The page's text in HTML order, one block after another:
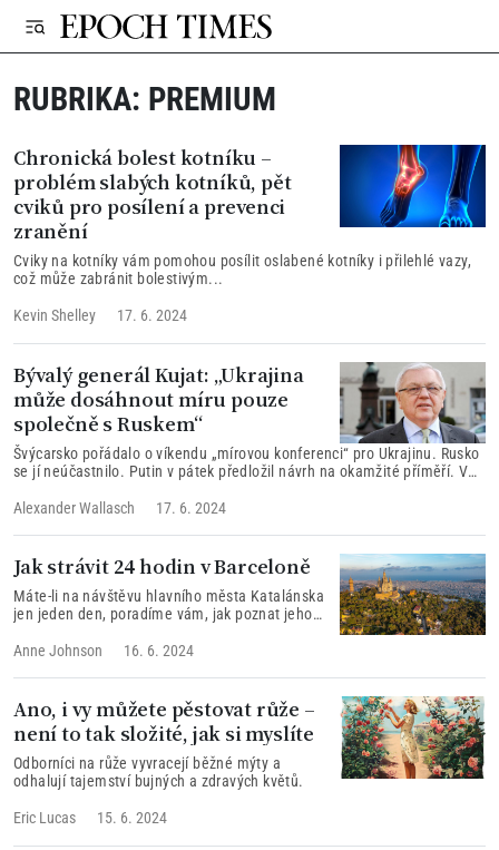
RUBRIKA: PREMIUM
Chronická bolest kotníku –
problém slabých kotníků, pět
cviků pro posílení a prevenci
zranění
Cviky na kotníky vám pomohou posílit oslabené kotníky i přilehlé vazy,
což může zabránit bolestivým...
Kevin Shelley 17. 6. 2024
Bývalý generál Kujat: „Ukrajina
může dosáhnout míru pouze
společně s Ruskem“
Švýcarsko pořádalo o víkendu „mírovou konferenci“ pro Ukrajinu. Rusko
se jí neúčastnilo. Putin v pátek předložil návrh na okamžité příměří. V
jakou má konference a Putinova nabídka na poslední chvíli vlastně
Alexander Wallasch 17. 6. 2024
Jak strávit 24 hodin v Barceloně
Máte-li na návštěvu hlavního města Katalánska
jen jeden den, poradíme vám, jak poznat jeho
pouliční život.
Anne Johnson 16. 6. 2024
Ano, i vy můžete pěstovat růže –
není to tak složité, jak si myslíte
Odborníci na růže vyvracejí běžné mýty a
odhalují tajemství bujných a zdravých květů.
Eric Lucas 15. 6. 2024